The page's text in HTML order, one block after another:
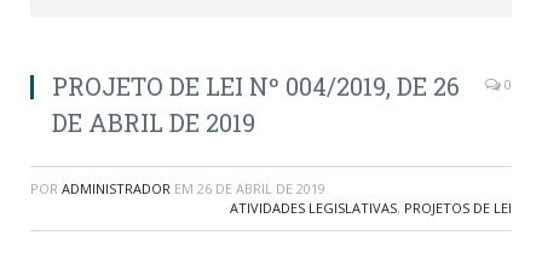
PROJETO DE LEI Nº 004/2019, DE 26
DE ABRIL DE 2019
0
POR ADMINISTRADOR EM 26 DE ABRIL DE 2019
ATIVIDADES LEGISLATIVAS, PROJETOS DE LEI